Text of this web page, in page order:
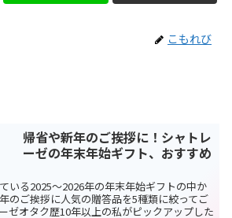
こもれび
帰省や新年のご挨拶に！シャトレ
ーゼの年末年始ギフト、おすすめ
いる2025～2026年の年末年始ギフトの中か
のご挨拶に人気の贈答品を5種類に絞ってご
ゼオタク歴10年以上の私がピックアップした